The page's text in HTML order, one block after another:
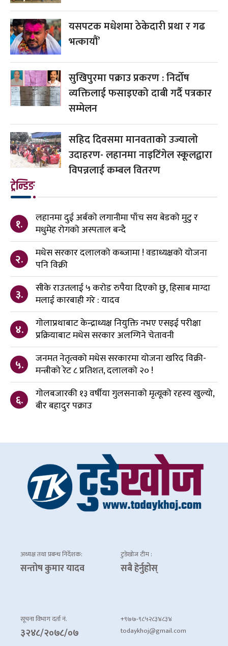
यसपटक मधेशमा ठेकेदारी प्रथा र गढ
भत्कायौं’
सुखिपुरमा पक्राउ प्रकरण : निर्दोष
व्यक्तिलाई फसाइएको दाबी गर्दै पत्रकार
सम्मेलन
सहिद दिवसमा मानवताको उज्यालो
उदाहरण- लहानमा नाइटिंगेल स्कूलद्वारा
विपन्नलाई कम्बल वितरण
ट्रेन्डिङ
१.
लहानमा दुई अर्बको लगानीमा पाँच सय बेडको मुटु र
मधुमेह रोगको अस्पताल बन्दै
२.
मधेस सरकार दलालको कब्जामा ! वडाध्यक्षको योजना
पनि विक्री
३.
सीके राउतलाई ५ करोड रुपैया दिएको छु, हिसाब माग्दा
मलाई कारबाही गरे : यादव
४.
गोलाप्रथाबाट केन्द्राध्यक्ष नियुक्ति नभए एसइई परीक्षा
प्रक्रियाबाट मधेस सरकार अलग्गिने चेतावनी
५.
जनमत नेतृत्वको मधेस सरकारमा योजना खरिद विक्री-
मन्त्रीको रेट ८ प्रतिशत, दलालको २० !
६.
गोलबजारकी १३ वर्षीया गुलसनाको मृत्यूको रहस्य खुल्यो,
बीर बहादुर पक्राउ
अध्यक्ष तथा प्रबन्ध निर्देशक:
सन्तोष कुमार यादव
टुडेखोज टीम :
सबै हेर्नुहोस्
सूचना विभाग दर्ता नं.
३२४८/२०७८/०७
+९७७-९८५२८३४८३४
todaykhoj@gmail.com